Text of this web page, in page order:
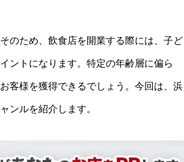
のため、飲食店を開業する際には、子ど
ントになります。特定の年齢層に偏ら
客様を獲得できるでしょう。今回は、浜
ンルを紹介します。